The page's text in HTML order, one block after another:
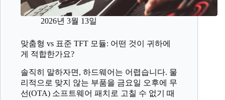
2026년 3월 13일
맞춤형 vs 표준 TFT 모듈: 어떤 것이 귀하에
게 적합한가요?
솔직히 말하자면, 하드웨어는 어렵습니다. 물
리적으로 맞지 않는 부품을 금요일 오후에 무
선(OTA) 소프트웨어 패치로 고칠 수 없기 때